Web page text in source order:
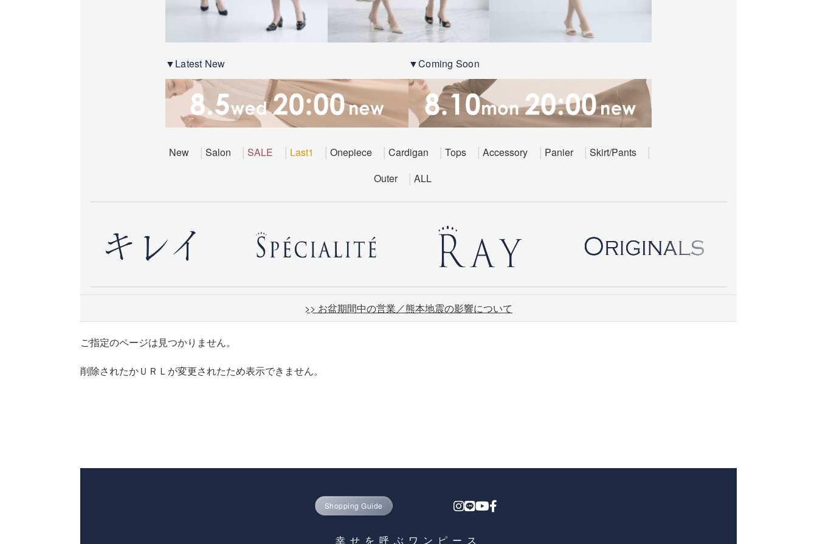
▼Latest New ▼Coming Soon
New Salon SALE Last1 Onepiece Cardigan Tops Accessory Panier
Skirt/Pants
Outer
ALL
>> お盆期間中の営業／熊本地震の影響について
ご指定のページは見つかりません。
削除されたかＵＲＬが変更されたため表示できません。
Shopping Guide
幸せを呼ぶワンピース